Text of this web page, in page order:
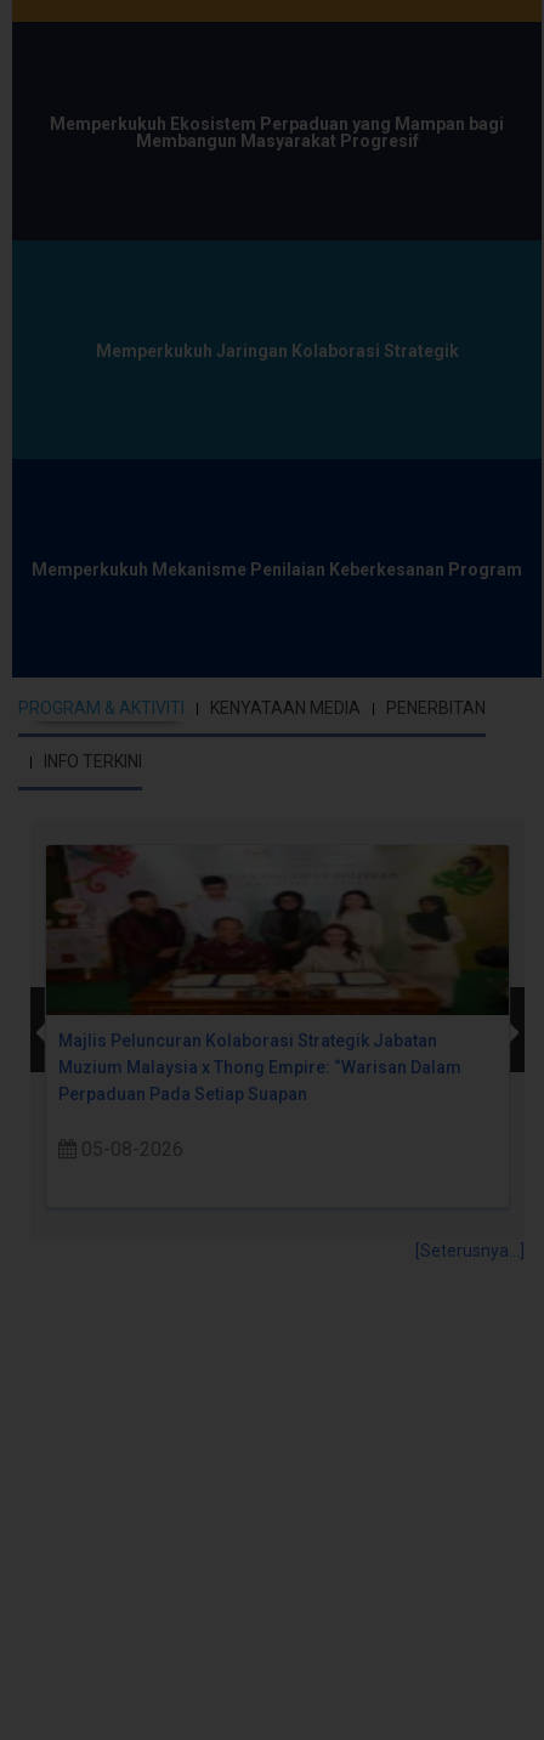
Memperkukuh Ekosistem Perpaduan yang Mampan bagi
Membangun Masyarakat Progresif
Memperkukuh Jaringan Kolaborasi Strategik
Memperkukuh Mekanisme Penilaian Keberkesanan Program
PROGRAM & AKTIVITI KENYATAAN MEDIA PENERBITAN
INFO TERKINI
Majlis Peluncuran Kolaborasi Strategik Jabatan
Muzium Malaysia x Thong Empire: “Warisan Dalam
Perpaduan Pada Setiap Suapan
05-08-2026
[Seterusnya...]